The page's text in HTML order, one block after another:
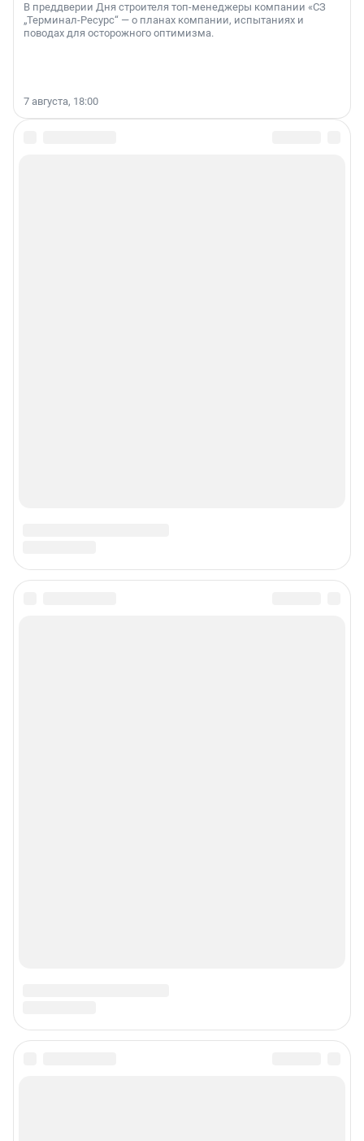
В преддверии Дня строителя топ-менеджеры компании «СЗ
„Терминал-Ресурс“ — о планах компании, испытаниях и
поводах для осторожного оптимизма.
7 августа, 18:00